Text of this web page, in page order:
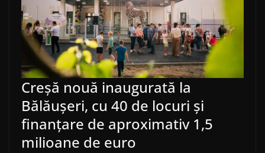
Creșă nouă inaugurată la
Bălăușeri, cu 40 de locuri și
finanțare de aproximativ 1,5
milioane de euro